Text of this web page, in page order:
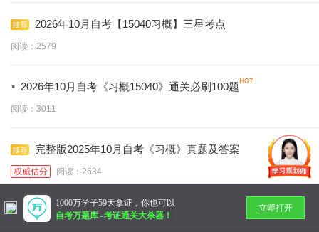
2026年10月自考【15040习概】三星考点
阅读：2579
· 2026年10月自考《习概15040》通关必刷100题
阅读：3011
完整版2025年10月自考《习概》真题及答案
权威估分 阅读：2634
暂无更多
1000万学子59天拿证，你也可以
自考万题库-考证通关大杀器！
立即打开